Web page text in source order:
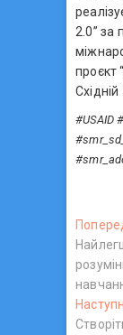
2.0” за
проєкт
Східній
#USAID
Н
а
в
і